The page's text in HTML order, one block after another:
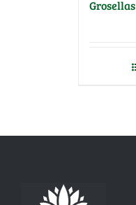
Grosellas